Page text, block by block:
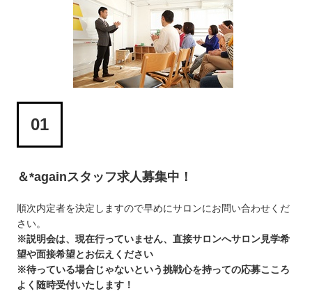
01
＆*againスタッフ求人募集中！
順次内定者を決定しますので早めにサロンにお問い合わせくだ
さい。
※説明会は、現在行っていません、直接サロンへサロン見学希
望や面接希望とお伝えください
※待っている場合じゃないという挑戦心を持っての応募こころ
よく随時受付いたします！